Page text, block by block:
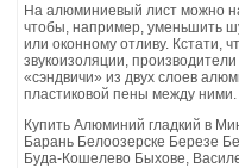
ЗАЩИТНЫЙ ЭКРАН НА
КАРКАС ДЛЯ ГАМАКА
АРКА САДОВАЯ
На алюминиевый лист можно
чтобы, например, уменьшить
или оконному отливу. Кстати,
звукоизоляции,
«сэндвичи» из двух слоев
пластиковой пены между ними.
Купить Алюминий гладкий в
Барань Белоозерске Березе
Буда-Кошелево Быхове,